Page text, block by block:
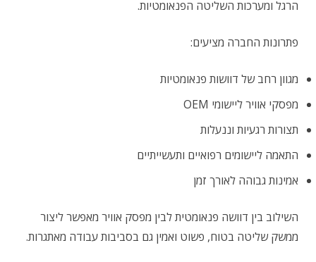
הרגל ומערכות השליטה הפנאומטיות.
פתרונות החברה מציעים:
מגוון רחב של דוושות פנאומטיות
מפסקי אוויר ליישומי OEM
תצורות רגעיות וננעלות
התאמה ליישומים רפואיים ותעשייתיים
אמינות גבוהה לאורך זמן
השילוב בין דוושה פנאומטית לבין מפסק אוויר מאפשר ליצור
ממשק שליטה בטוח, פשוט ואמין גם בסביבות עבודה מאתגרות.